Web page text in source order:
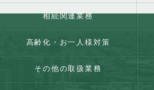
相続関連業務
高齢化・お一人様対策
その他の取扱業務